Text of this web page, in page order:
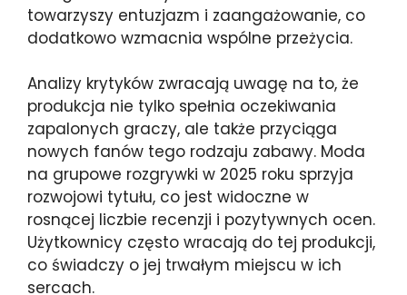
towarzyszy entuzjazm i zaangażowanie, co
dodatkowo wzmacnia wspólne przeżycia.
Analizy krytyków zwracają uwagę na to, że
produkcja nie tylko spełnia oczekiwania
zapalonych graczy, ale także przyciąga
nowych fanów tego rodzaju zabawy. Moda
na grupowe rozgrywki w 2025 roku sprzyja
rozwojowi tytułu, co jest widoczne w
rosnącej liczbie recenzji i pozytywnych ocen.
Użytkownicy często wracają do tej produkcji,
co świadczy o jej trwałym miejscu w ich
sercach.